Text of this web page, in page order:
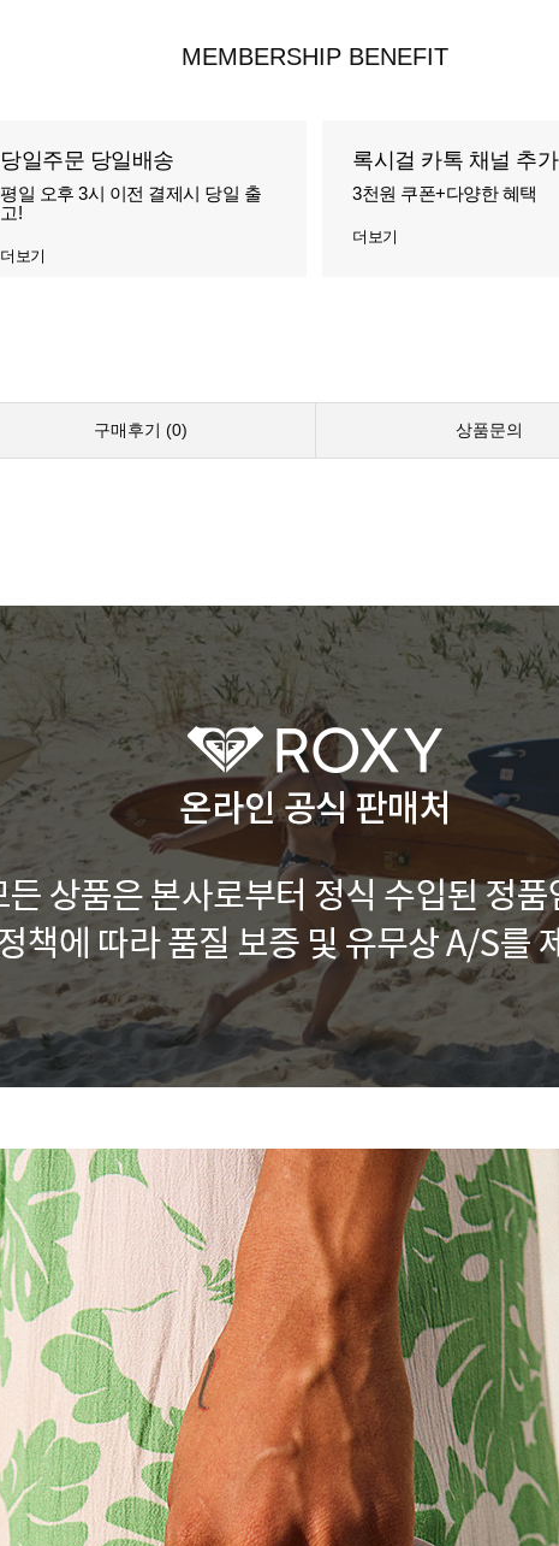
MEMBERSHIP BENEFIT
당일주문 당일배송
평일 오후 3시 이전 결제시 당일 출
고!
더보기
록시걸 카톡 채널 추가
3천원 쿠폰+다양한 혜택
더보기
구매후기 (0) 상품문의